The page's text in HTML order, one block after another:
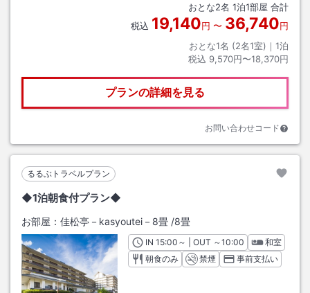
おとな2名 1泊1部屋 合計
税込 19,140円 〜 36,740円
おとな1名 (2名1室)｜ 1泊
税込 9,570円〜18,370円
プランの詳細を見る
お問い合わせコード
るるぶトラベルプラン
◆1泊朝食付プラン◆
お部屋： 佳松亭－kasyoutei－8畳 /8畳
INチェックイン
15:00 ～ | OUT チェックアウト
～10:00
和室
朝食のみ
禁煙 事前支払い